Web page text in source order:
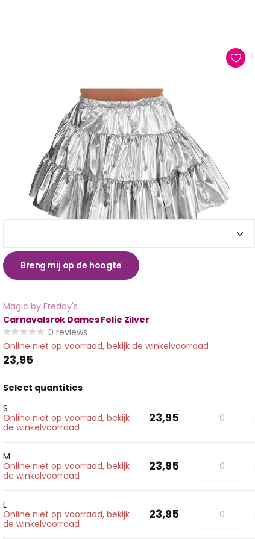
Breng mij op de hoogte
Magic by Freddy's
Carnavalsrok Dames Folie Zilver
0 reviews
Online niet op voorraad, bekijk de winkelvoorraad
23,95
Select quantities
S
Online niet op voorraad, bekijk
de winkelvoorraad
23,95
M
Online niet op voorraad, bekijk
de winkelvoorraad
23,95
L
Online niet op voorraad, bekijk
de winkelvoorraad
23,95